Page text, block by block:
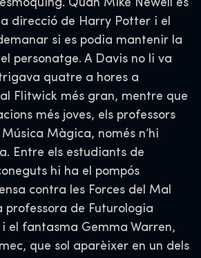
Quan Mike Newell es
direcció de Harry Potter i el
si es podia mantenir la
personatge. A Davis no li va
quatre a hores a
Flitwick més gran, mentre que
més joves, els professors
Màgica, només n’hi
Entre els estudiants de
hi ha el pompós
contra les Forces del Mal
professora de Futurologia
i el fantasma Gemma Warren,
que sol aparèixer en un dels